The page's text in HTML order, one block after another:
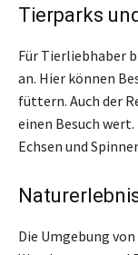
Tierparks
Für Tierliebhaber
an. Hier können
füttern. Auch der
einen Besuch
Echsen und
Die Umgebung